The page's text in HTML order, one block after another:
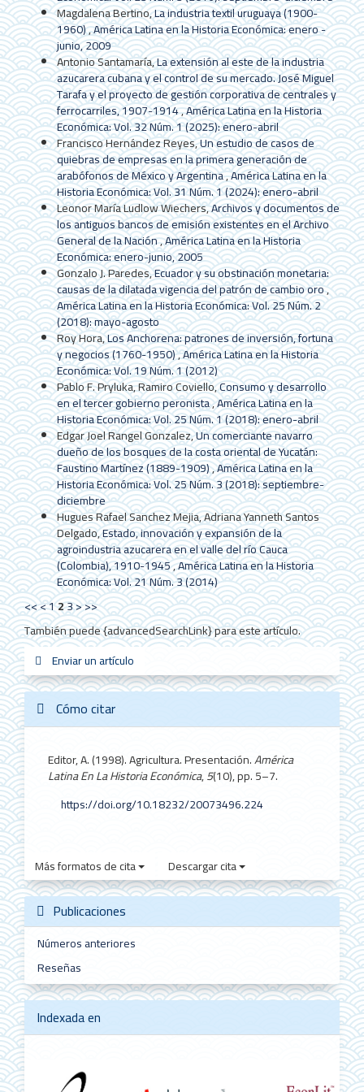
Magdalena Bertino,La industria textil uruguaya (1900-
1960),América Latina en la Historia Económica: enero -
junio, 2009
Antonio Santamaría,La extensión al este de la industria
azucarera cubana y el control de su mercado. José Miguel
Tarafa y el proyecto de gestión corporativa de centrales y
ferrocarriles, 1907-1914,América Latina en la Historia
Económica: Vol. 32 Núm. 1 (2025): enero-abril
Francisco Hernández Reyes,Un estudio de casos de
quiebras de empresas en la primera generación de
arabófonos de México y Argentina,América Latina en la
Historia Económica: Vol. 31 Núm. 1 (2024): enero-abril
Leonor María Ludlow Wiechers,Archivos y documentos de
los antiguos bancos de emisión existentes en el Archivo
General de la Nación,América Latina en la Historia
Económica: enero-junio, 2005
Gonzalo J. Paredes,Ecuador y su obstinación monetaria:
causas de la dilatada vigencia del patrón de cambio oro,
América Latina en la Historia Económica: Vol. 25 Núm. 2
(2018): mayo-agosto
Roy Hora,Los Anchorena: patrones de inversión, fortuna
y negocios (1760-1950),América Latina en la Historia
Económica: Vol. 19 Núm. 1 (2012)
Pablo F. Pryluka, Ramiro Coviello,Consumo y desarrollo
en el tercer gobierno peronista,América Latina en la
Historia Económica: Vol. 25 Núm. 1 (2018): enero-abril
Edgar Joel Rangel Gonzalez,Un comerciante navarro
dueño de los bosques de la costa oriental de Yucatán:
Faustino Martínez (1889-1909),América Latina en la
Historia Económica: Vol. 25 Núm. 3 (2018): septiembre-
diciembre
Hugues Rafael Sanchez Mejia, Adriana Yanneth Santos
Delgado,Estado, innovación y expansión de la
agroindustria azucarera en el valle del río Cauca
(Colombia), 1910-1945,América Latina en la Historia
Económica: Vol. 21 Núm. 3 (2014)
<<<123>>>
También puede {advancedSearchLink} para este artículo.
un
artículo
Enviar un artículo
Cómo citar
Editor, A. (1998). Agricultura. Presentación.América
Latina En La Historia Económica,5(10), pp. 5–7.
https://doi.org/10.18232/20073496.224
Más formatos de cita Descargar cita
Publicaciones
Números anteriores
Reseñas
Indexada en
redes